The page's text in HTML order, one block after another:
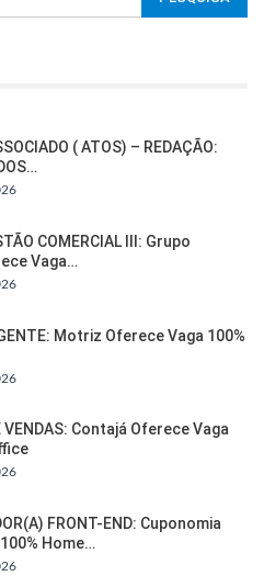
( ATOS) – REDAÇÃO:
COMERCIAL III: Grupo
Vaga…
Motriz Oferece Vaga 100%
VENDAS: Contajá Oferece Vaga
FRONT-END: Cuponomia
Home…